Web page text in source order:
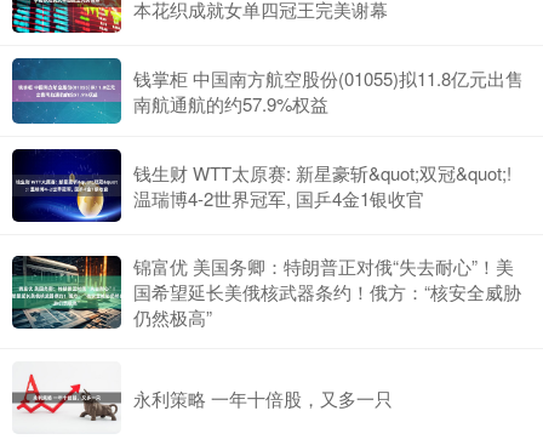
本花织成就女单四冠王完美谢幕
钱掌柜 中国南方航空股份(01055)拟11.8亿元出售
南航通航的约57.9%权益
钱生财 WTT太原赛: 新星豪斩&quot;双冠&quot;!
温瑞博4-2世界冠军, 国乒4金1银收官
锦富优 美国务卿：特朗普正对俄“失去耐心”！美
国希望延长美俄核武器条约！俄方：“核安全威胁
仍然极高”
永利策略 一年十倍股，又多一只